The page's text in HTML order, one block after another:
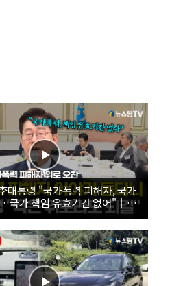
대통령 "국가폭력 피해자, 국가
국가 책임 유효기간 없어"｜
폭력 피해자 위로 오찬